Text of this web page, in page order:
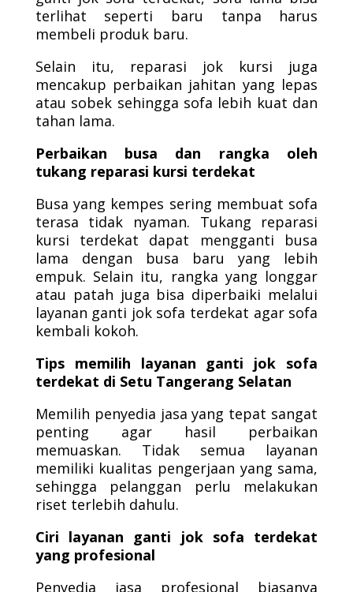
terlihat seperti baru tanpa harus
membeli produk baru.
Selain itu, reparasi jok kursi juga
mencakup perbaikan jahitan yang lepas
atau sobek sehingga sofa lebih kuat dan
tahan lama.
Perbaikan busa dan rangka oleh
tukang reparasi kursi terdekat
Busa yang kempes sering membuat sofa
terasa tidak nyaman. Tukang reparasi
kursi terdekat dapat mengganti busa
lama dengan busa baru yang lebih
empuk. Selain itu, rangka yang longgar
atau patah juga bisa diperbaiki melalui
layanan ganti jok sofa terdekat agar sofa
kembali kokoh.
Tips memilih layanan ganti jok sofa
terdekat di Setu Tangerang Selatan
Memilih penyedia jasa yang tepat sangat
penting agar hasil perbaikan
memuaskan. Tidak semua layanan
memiliki kualitas pengerjaan yang sama,
sehingga pelanggan perlu melakukan
riset terlebih dahulu.
Ciri layanan ganti jok sofa terdekat
yang profesional
Penyedia jasa profesional biasanya